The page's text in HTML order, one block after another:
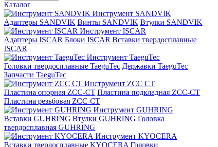
Каталог
Инструмент SANDVIK
Адаптеры SANDVIK Винты SANDVIK Втулки SANDVIK
Инструмент ISCAR
Адаптеры ISCAR Блоки ISCAR Вставки твердосплавные
ISCAR
Инструмент TaeguTec
Головки твердосплавные TaeguTec Державки TaeguTec
Запчасти TaeguTec
Инструмент ZCС CT
Пластина опорная ZCC-CT Пластина подкладная ZCC-CT
Пластина резьбовая ZCC-CT
Инструмент GUHRING
Вставки GUHRING Втулки GUHRING Головка
твердосплавная GUHRING
Инструмент KYOCERA
Вставки твердосплавные KYOCERA Головки